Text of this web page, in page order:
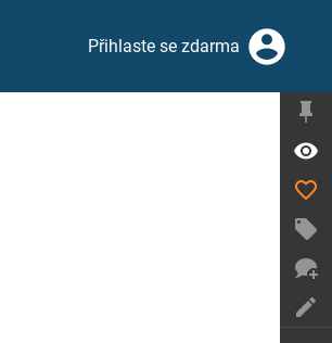
slovo
Přihlaste se zdarma